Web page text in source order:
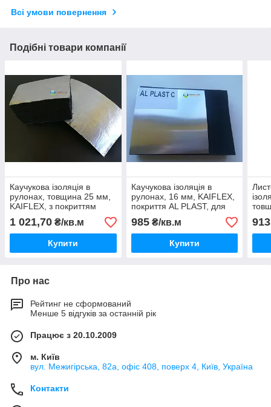
Всі умови повернення
Подібні товари компанії
Каучукова ізоляція в
рулонах, товщина 25 мм,
KAIFLEX, з покриттям
алюхолст для зовнішнього
застосування.
1 021,70 ₴/кв.м
Купити
Каучукова ізоляція в
рулонах, 16 мм, KAIFLEX,
покриття AL PLAST, для
зовнішнього застосування.
985₴/кв.м
Купити
10
Про нас
Рейтинг не сформований
Менше 5 відгуків за останній рік
Працює з 20.10.2009
м. Київ
вул. Межигірська, 82а, офіс 408, поверх 4, Київ, Україна
Контакти